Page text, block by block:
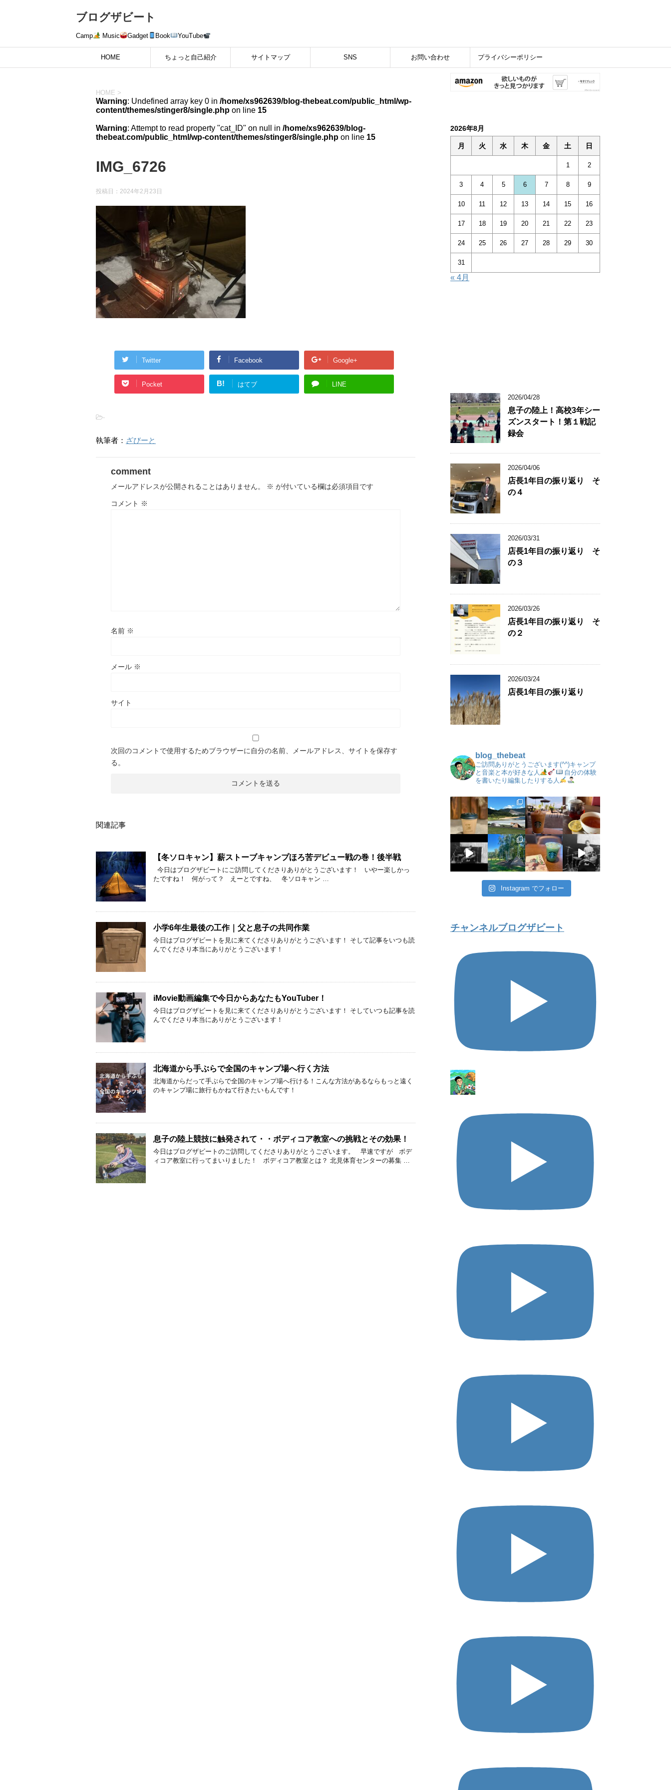
ブログザビート
Camp Music Gadget Book YouTube
HOME ちょっと自己紹介 サイトマップ SNS お問い合わせ プライバシーポリシー
HOME >
Warning: Undefined array key 0 in /home/xs962639/blog-thebeat.com/public_html/wp-
content/themes/stinger8/single.php on line 15
Warning: Attempt to read property "cat_ID" on null in /home/xs962639/blog-
thebeat.com/public_html/wp-content/themes/stinger8/single.php on line 15
IMG_6726
投稿日： 2024年2月23日
Twitter Facebook Google+
Pocket B! はてブ LINE
-
執筆者： ざびーと
comment
メールアドレスが公開されることはありません。 ※ が付いている欄は必須項目です
コメント ※
名前 ※
メール ※
サイト
次回のコメントで使用するためブラウザーに自分の名前、メールアドレス、サイトを保存す
る。
関連記事
【冬ソロキャン】薪ストーブキャンプほろ苦デビュー戦の巻！後半戦
今日はブログザビートにご訪問してくださりありがとうございます！ いやー楽しかっ
たですね！ 何がって？ えーとですね、 冬ソロキャン …
小学6年生最後の工作｜父と息子の共同作業
今日はブログザビートを見に来てくださりありがとうございます！ そして記事をいつも読
んでくださり本当にありがとうございます！
iMovie動画編集で今日からあなたもYouTuber！
今日はブログザビートを見に来てくださりありがとうございます！ そしていつも記事を読
んでくださり本当にありがとうございます！
北海道から手ぶらで全国のキャンプ場へ行く方法
北海道からだって手ぶらで全国のキャンプ場へ行ける！こんな方法があるならもっと遠く
のキャンプ場に旅行もかねて行きたいもんです！
息子の陸上競技に触発されて・・ボディコア教室への挑戦とその効果！
今日はブログザビートのご訪問してくださりありがとうございます。 早速ですが ボデ
ィコア教室に行ってまいりました！ ボディコア教室とは？ 北見体育センターの募集 …
2026年8月
月 火 水 木 金 土 日
1 2
3 4 5 6 7 8 9
10 11 12 13 14 15 16
17 18 19 20 21 22 23
24 25 26 27 28 29 30
31
« 4月
2026/04/28
息子の陸上！高校3年シー
ズンスタート！第１戦記
録会
2026/04/06
店長1年目の振り返り そ
の４
2026/03/31
店長1年目の振り返り そ
の３
2026/03/26
店長1年目の振り返り そ
の２
2026/03/24
店長1年目の振り返り
blog_thebeat
ご訪問ありがとうございます(^^)キャンプ
と音楽と本が好きな人
自分の体験
を書いたり編集したりする人
Instagram でフォロー
チャンネルブログザビート